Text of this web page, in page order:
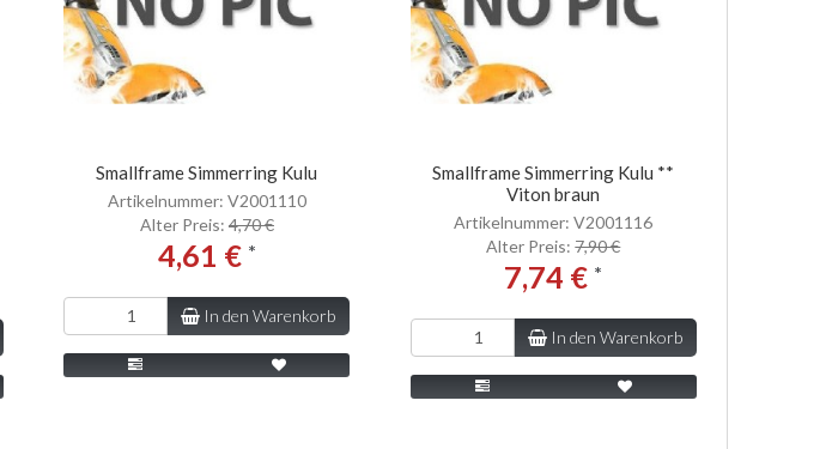
Smallframe Simmerring Kulu
Artikelnummer: V2001110
Alter Preis: 4,70 €
4,61 € *
In den Warenkorb
Smallframe Simmerring Kulu **
Viton braun
Artikelnummer: V2001116
Alter Preis:7,90 €
7,74 € *
In den Warenkorb